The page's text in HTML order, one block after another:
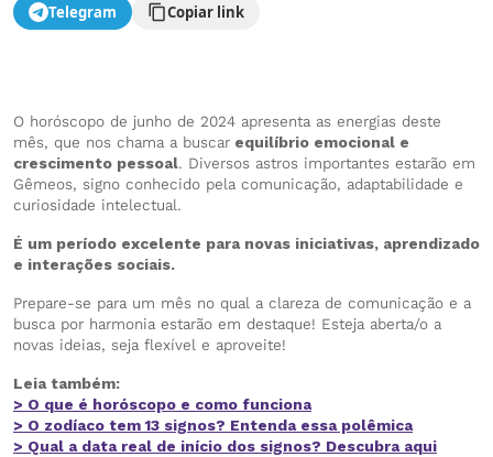
Telegram
Copiar link
O horóscopo de junho de 2024 apresenta as energias deste
mês, que nos chama a buscar equilíbrio emocional e
crescimento pessoal. Diversos astros importantes estarão em
Gêmeos, signo conhecido pela comunicação, adaptabilidade e
curiosidade intelectual.
É um período excelente para novas iniciativas, aprendizado
e interações sociais.
Prepare-se para um mês no qual a clareza de comunicação e a
busca por harmonia estarão em destaque! Esteja aberta/o a
novas ideias, seja flexível e aproveite!
Leia também:
> O que é horóscopo e como funciona
> O zodíaco tem 13 signos? Entenda essa polêmica
> Qual a data real de início dos signos? Descubra aqui